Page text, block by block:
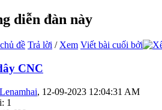
diễn đàn này
đề Trả lời / Xem Viết bài cuối bởi
CNC
Lenamhai‎, 12-09-2023 12:04:31 AM
1